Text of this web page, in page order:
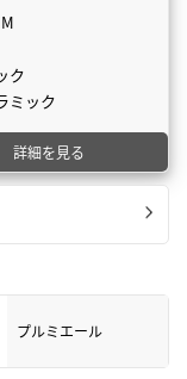
ク
ミック
詳細を見る
プルミエール